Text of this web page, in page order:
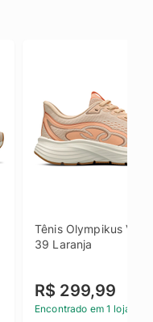
Tênis Olympikus
39 Laranja
R$ 299,99
Encontrado em 1 loja